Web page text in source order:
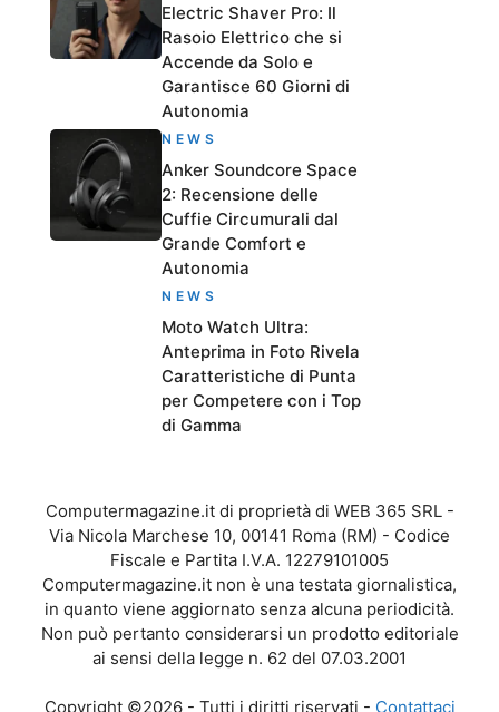
Electric Shaver Pro: Il
Rasoio Elettrico che si
Accende da Solo e
Garantisce 60 Giorni di
Autonomia
NEWS
Anker Soundcore Space
2: Recensione delle
Cuffie Circumurali dal
Grande Comfort e
Autonomia
NEWS
Moto Watch Ultra:
Anteprima in Foto Rivela
Caratteristiche di Punta
per Competere con i Top
di Gamma
Computermagazine.it di proprietà di WEB 365 SRL -
Via Nicola Marchese 10, 00141 Roma (RM) - Codice
Fiscale e Partita I.V.A. 12279101005
Computermagazine.it non è una testata giornalistica,
in quanto viene aggiornato senza alcuna periodicità.
Non può pertanto considerarsi un prodotto editoriale
ai sensi della legge n. 62 del 07.03.2001
Copyright ©2026 - Tutti i diritti riservati - Contattaci